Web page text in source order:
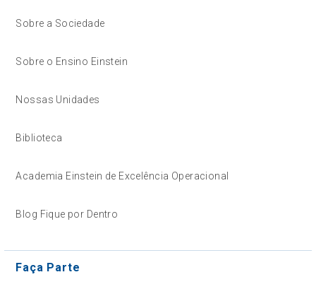
Sobre a Sociedade
Sobre o Ensino Einstein
Nossas Unidades
Biblioteca
Academia Einstein de Excelência Operacional
Blog Fique por Dentro
Faça Parte